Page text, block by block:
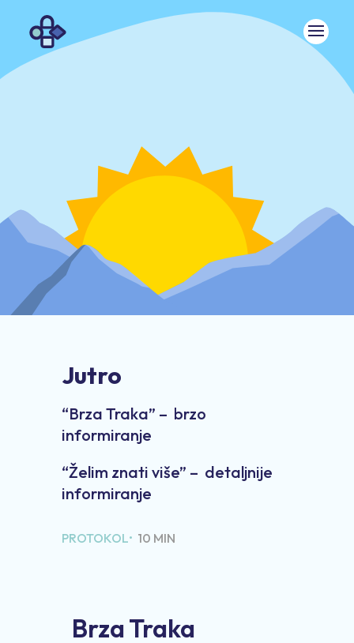
Jutro
“Brza Traka” – brzo
informiranje
“Želim znati više” – detaljnije
informiranje
PROTOKOL• 10 MIN
Brza Traka